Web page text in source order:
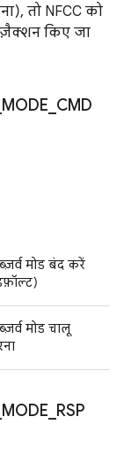
तो NFCC को
किए जा
MODE CMD
मोड बंद करें
मोड चालू
MODE RSP